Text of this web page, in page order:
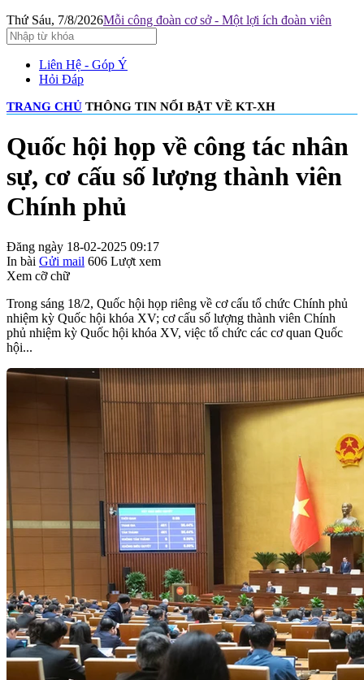
Thứ Sáu, 7/8/2026Mỗi công đoàn cơ sở - Một lợi ích đoàn viên
Liên Hệ - Góp Ý
Hỏi Đáp
TRANG CHỦ THÔNG TIN NỔI BẬT VỀ KT-XH
Quốc hội họp về công tác nhân
sự, cơ cấu số lượng thành viên
Chính phủ
Đăng ngày 18-02-2025 09:17
In bài Gửi mail 606 Lượt xem
Xem cỡ chữ
Trong sáng 18/2, Quốc hội họp riêng về cơ cấu tổ chức Chính phủ
nhiệm kỳ Quốc hội khóa XV; cơ cấu số lượng thành viên Chính
phủ nhiệm kỳ Quốc hội khóa XV, việc tổ chức các cơ quan Quốc
hội...